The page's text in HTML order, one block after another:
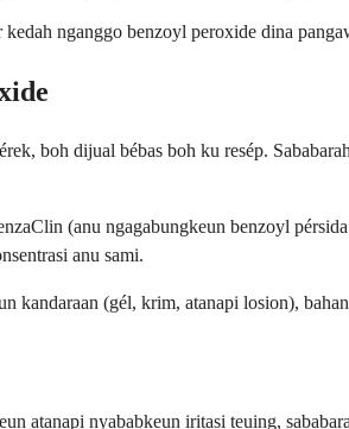
nganggo benzoyl peroxide dina
boh dijual bébas boh ku resép.
(anu ngagabungkeun benzoyl
anu sami.
kandaraan (gél, krim, atanapi losion),
atanapi nyababkeun iritasi teuing,